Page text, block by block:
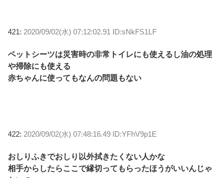
421: 2020/09/02(水) 07:12:02.91 ID:sNkFS1LF
ペットシーツは災害時の非常トイレにも使えるし油の処理
や掃除にも使える
赤ちゃんに使ってもなんの問題もない
422: 2020/09/02(水) 07:48:16.49 ID:YFhV9p1E
おしりふきでおしり以外拭きたくない人かな
相手からしたらここで縁切ってもらったほうがいいんじゃ